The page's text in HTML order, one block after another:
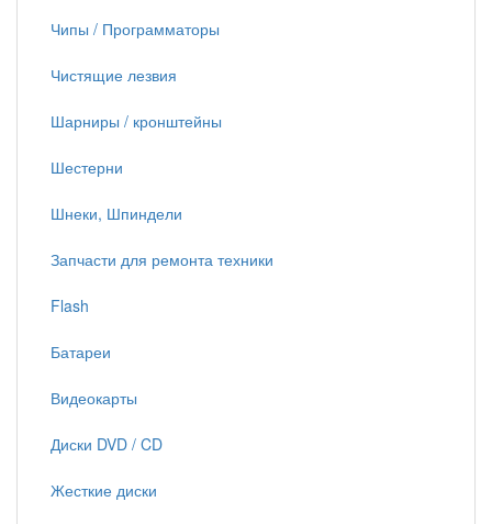
Чипы / Программаторы
Чистящие лезвия
Шарниры / кронштейны
Шестерни
Шнеки, Шпиндели
Запчасти для ремонта техники
Flash
Батареи
Видеокарты
Диски DVD / CD
Жесткие диски